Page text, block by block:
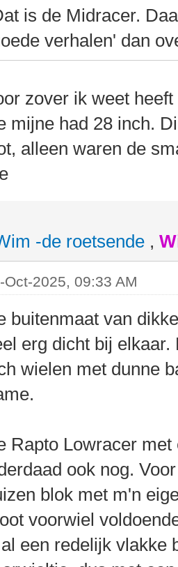
is de Midracer.
verhalen' dan
zover ik weet
mijne had 28 inch.
alleen waren de
-de roetsende ,
Oct-2025, 09:33 AM
buitenmaat van
erg dicht bij
wielen met dunne
Rapto Lowracer
ook nog.
blok met m'n
voorwiel
een redelijk vlakke